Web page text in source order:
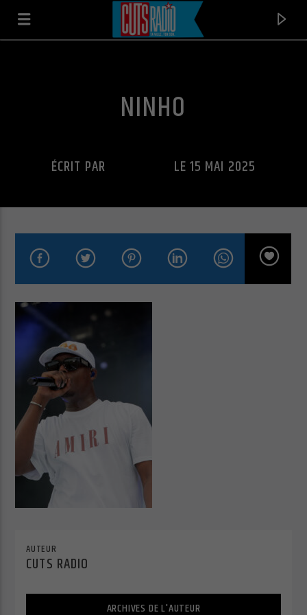
EN CE MOMENT
I'LL BE AROUND
Cuts Radio
Cuts Hip Hop R&B
NINHO
ÉCRIT PAR LE 15 MAI 2025
AUTEUR
CUTS RADIO
ARCHIVES DE L'AUTEUR